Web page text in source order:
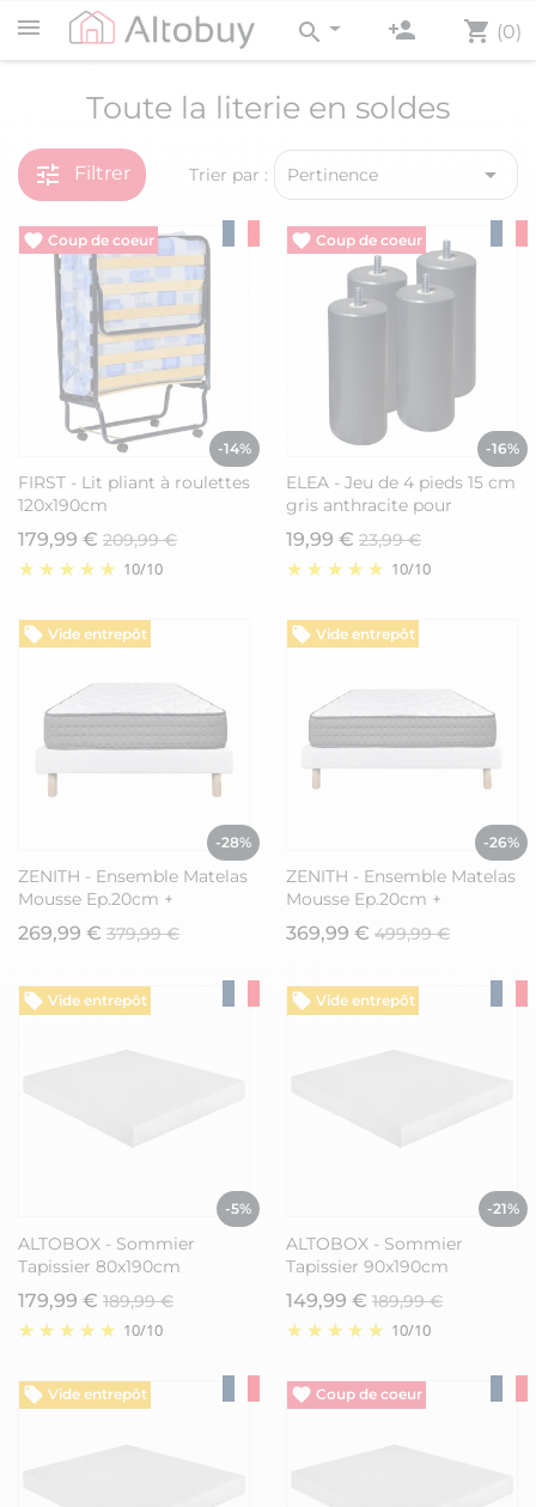
shopping_cart (0)
person_add
search
Toute la literie en soldes
tune Filtrer Trier par : Pertinence 
Vide entrepôt
-14%
FIRST - Lit pliant à roulettes
120x190cm
179,99 € 209,99 €
10/10
Vide entrepôt
-16%
ELEA - Jeu de 4 pieds 15 cm
gris anthracite pour
sommier tapissier
19,99 € 23,99 €
10/10
Vide entrepôt
-28%
ZENITH - Ensemble Matelas
Mousse Ep.20cm +
Sommier Tapissier Blanc
90x190 cm
269,99 € 379,99 €
Vide entrepôt
-26%
ZENITH - Ensemble Matelas
Mousse Ep.20cm +
Sommier Tapissier Blanc
140x190 cm
369,99 € 499,99 €
Vide entrepôt
-5%
ALTOBOX - Sommier
Tapissier 80x190cm
179,99 € 189,99 €
10/10
Vide entrepôt
-21%
ALTOBOX - Sommier
Tapissier 90x190cm
149,99 € 189,99 €
10/10
Vide entrepôt Vide entrepôt